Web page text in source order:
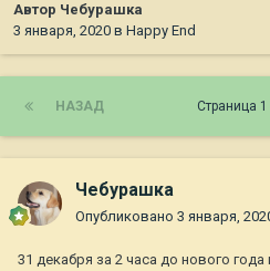
Автор Чебурашка
3 января, 2020 в Happy End
НАЗАД Страница
Чебурашка
Опубликовано 3 января,
31 декабря за 2 часа до нового